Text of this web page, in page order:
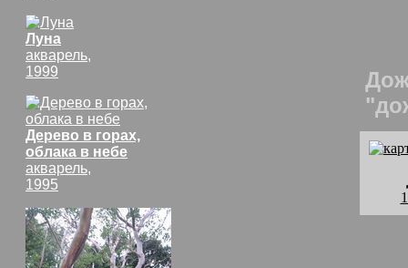
Луна
акварель,
1999
Дерево в горах,
облака в небе
акварель,
1995